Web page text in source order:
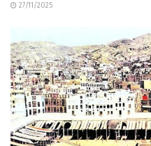
27/11/2025